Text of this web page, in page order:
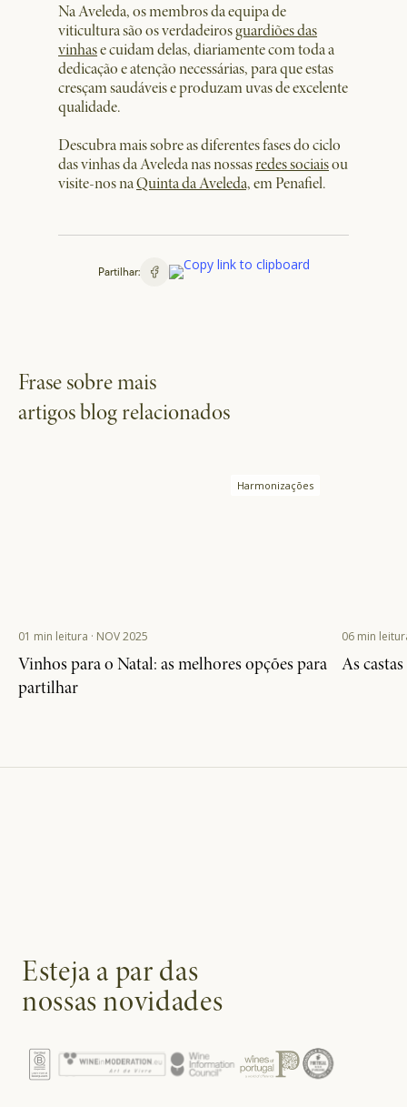
Na Aveleda, os membros da equipa de
viticultura são os verdadeirosguardiões das
vinhase cuidam delas, diariamente com toda a
dedicação e atenção necessárias, para que estas
cresçam saudáveis e produzam uvas de excelente
qualidade.
Descubra mais sobre as diferentes fases do ciclo
das vinhas da Aveleda nas nossasredes sociaisou
visite-nos naQuinta da Aveleda,em Penafiel.
Partilhar:
Frase sobre mais
artigos blog relacionados
Vinhos para o Natal: as melhores opções para
partilhar
01 min leitura · NOV 2025
As
06 min
Esteja a par das
nossas novidades